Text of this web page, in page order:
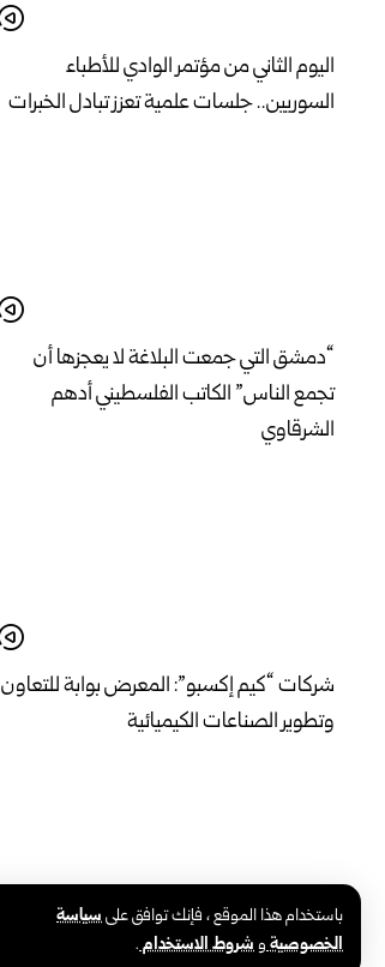
باستخدام هذا الموقع ، فإنك توافق علىسياسة
الخصوصيةوشروط الاستخدام.
اليوم الثاني من مؤتمر الوادي للأطباء
السوريين.. جلسات علمية تعزز تبادل الخبرات
“دمشق التي جمعت البلاغة لا يعجزها أن
تجمع الناس” الكاتب الفلسطيني أدهم
الشرقاوي
شركات “كيم إكسبو”: المعرض بوابة للتعاون
وتطوير الصناعات الكيميائية